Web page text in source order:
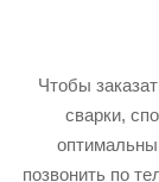
Чтобы
сварки,
позвонить по